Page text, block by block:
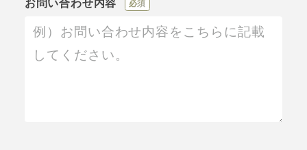
お問い合わせ内容 必須